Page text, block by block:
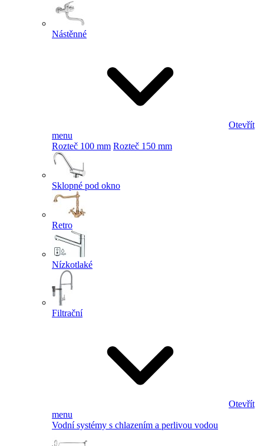
Nástěnné
Otevřít
menu
Rozteč 100 mm Rozteč 150 mm
Sklopné pod okno
Retro
Nízkotlaké
Filtrační
Otevřít
menu
Vodní systémy s chlazením a perlivou vodou